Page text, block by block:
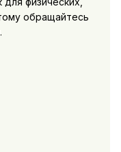
обращайтесь